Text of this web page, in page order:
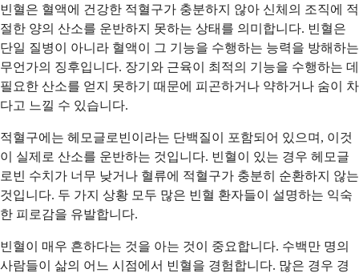
빈혈은 혈액에 건강한 적혈구가 충분하지 않아 신체의 조직에 적
절한 양의 산소를 운반하지 못하는 상태를 의미합니다. 빈혈은
단일 질병이 아니라 혈액이 그 기능을 수행하는 능력을 방해하는
무언가의 징후입니다. 장기와 근육이 최적의 기능을 수행하는 데
필요한 산소를 얻지 못하기 때문에 피곤하거나 약하거나 숨이 차
다고 느낄 수 있습니다.
적혈구에는 헤모글로빈이라는 단백질이 포함되어 있으며, 이것
이 실제로 산소를 운반하는 것입니다. 빈혈이 있는 경우 헤모글
로빈 수치가 너무 낮거나 혈류에 적혈구가 충분히 순환하지 않는
것입니다. 두 가지 상황 모두 많은 빈혈 환자들이 설명하는 익숙
한 피로감을 유발합니다.
빈혈이 매우 흔하다는 것을 아는 것이 중요합니다. 수백만 명의
사람들이 삶의 어느 시점에서 빈혈을 경험합니다. 많은 경우 경